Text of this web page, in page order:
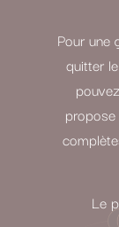
Pour une
quitter
Le